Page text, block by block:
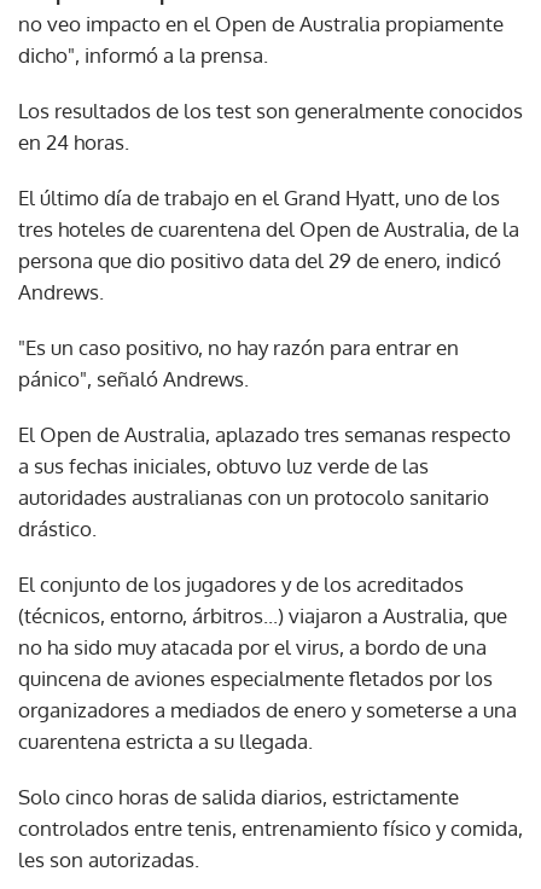
no veo impacto en el Open de Australia propiamente
dicho", informó a la prensa.
Los resultados de los test son generalmente conocidos
en 24 horas.
El último día de trabajo en el Grand Hyatt, uno de los
tres hoteles de cuarentena del Open de Australia, de la
persona que dio positivo data del 29 de enero, indicó
Andrews.
"Es un caso positivo, no hay razón para entrar en
pánico", señaló Andrews.
El Open de Australia, aplazado tres semanas respecto
a sus fechas iniciales, obtuvo luz verde de las
autoridades australianas con un protocolo sanitario
drástico.
El conjunto de los jugadores y de los acreditados
(técnicos, entorno, árbitros...) viajaron a Australia, que
no ha sido muy atacada por el virus, a bordo de una
quincena de aviones especialmente fletados por los
organizadores a mediados de enero y someterse a una
cuarentena estricta a su llegada.
Solo cinco horas de salida diarios, estrictamente
controlados entre tenis, entrenamiento físico y comida,
les son autorizadas.